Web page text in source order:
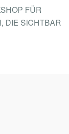
FÜR
DIE SICHTBAR